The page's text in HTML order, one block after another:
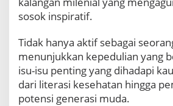
l
sosok inspiratif.
Tidak hanya aktif sebagai
menunjukkan kepedulian yang
isu-isu penting yang dihadapi
dari literasi kesehatan hingga
potensi generasi muda.